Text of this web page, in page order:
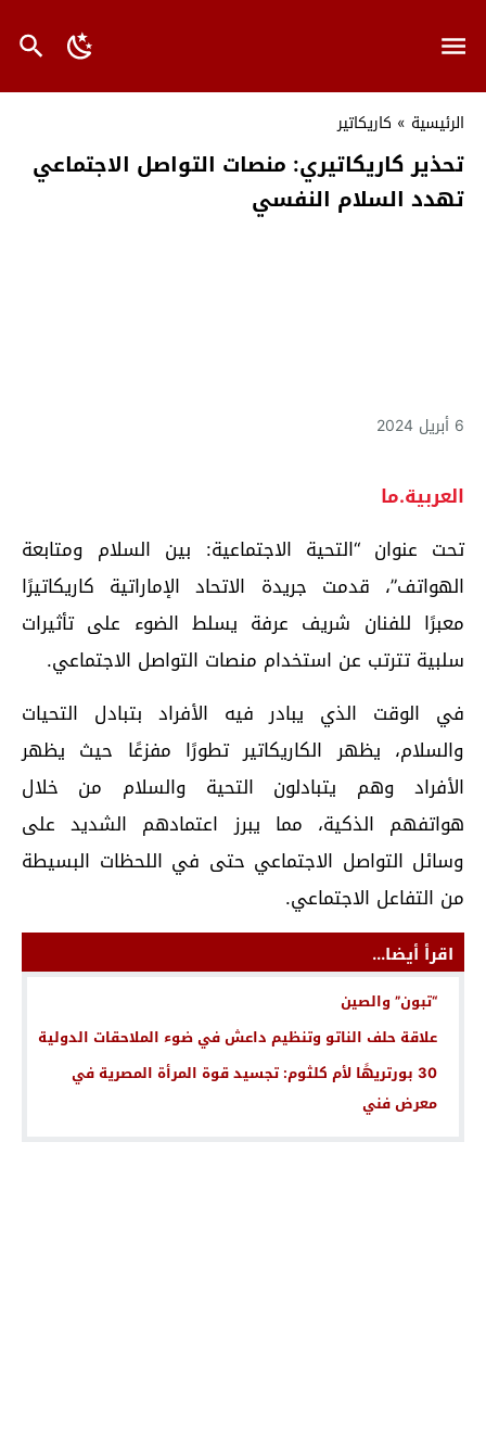
الرئيسية » كاريكاتير
تحذير كاريكاتيري: منصات التواصل الاجتماعي
تهدد السلام النفسي
6 أبريل 2024
العربية.ما
تحت عنوان “التحية الاجتماعية: بين السلام ومتابعة
الهواتف”، قدمت جريدة الاتحاد الإماراتية كاريكاتيرًا
معبرًا للفنان شريف عرفة يسلط الضوء على تأثيرات
سلبية تترتب عن استخدام منصات التواصل الاجتماعي.
في الوقت الذي يبادر فيه الأفراد بتبادل التحيات
والسلام، يظهر الكاريكاتير تطورًا مفزعًا حيث يظهر
الأفراد وهم يتبادلون التحية والسلام من خلال
هواتفهم الذكية، مما يبرز اعتمادهم الشديد على
وسائل التواصل الاجتماعي حتى في اللحظات البسيطة
من التفاعل الاجتماعي.
اقرأ أيضا...
“تبون” والصين
علاقة حلف الناتو وتنظيم داعش في ضوء الملاحقات الدولية
30 بورتريهًا لأم كلثوم: تجسيد قوة المرأة المصرية في
معرض فني